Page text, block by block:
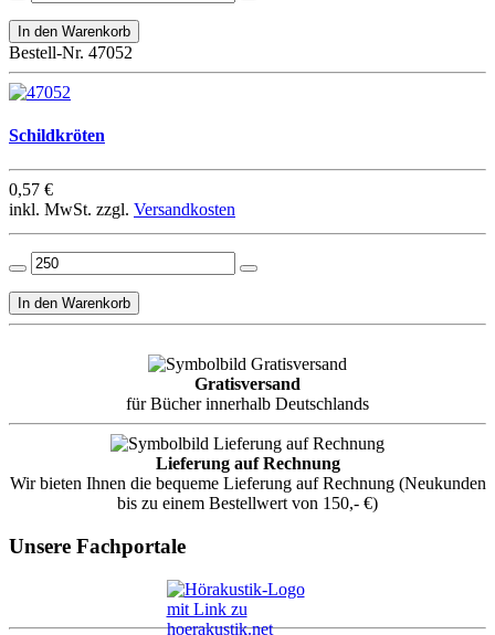
Bestell-Nr. 47052
Schildkröten
0,57 €
inkl. MwSt. zzgl. Versandkosten
Gratisversand
für Bücher innerhalb Deutschlands
Lieferung auf Rechnung
Wir bieten Ihnen die bequeme Lieferung auf Rechnung (Neukunden
bis zu einem Bestellwert von 150,- €)
Unsere Fachportale